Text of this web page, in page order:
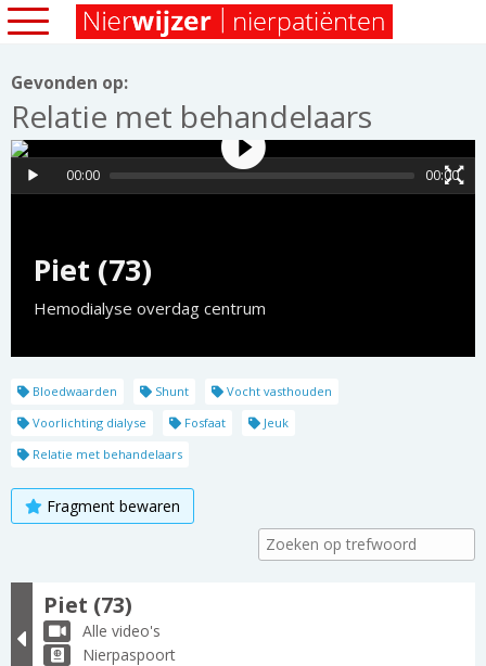
Gevonden op:
Relatie met behandelaars
Piet (73)
Hemodialyse overdag centrum
00:00 00:00
Bloedwaarden Shunt
Vocht vasthouden
Voorlichting dialyse
Fosfaat
Jeuk
Relatie met behandelaars
Fragment bewaren
Piet (73)
Alle video's
Nierpaspoort